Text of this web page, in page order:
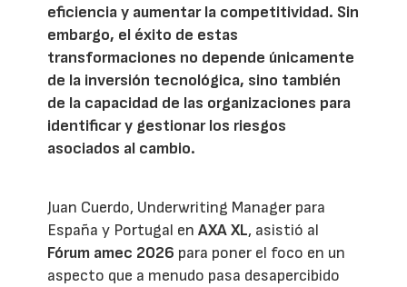
eficiencia y aumentar la competitividad. Sin
embargo, el éxito de estas
transformaciones no depende únicamente
de la inversión tecnológica, sino también
de la capacidad de las organizaciones para
identificar y gestionar los riesgos
asociados al cambio.
Juan Cuerdo, Underwriting Manager para
España y Portugal enAXA XL, asistió al
Fórum amec 2026 para poner el foco en un
aspecto que a menudo pasa desapercibido